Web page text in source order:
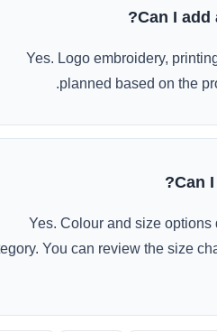
Can I add
Yes. Logo embroidery,
planned based on the
Can
Yes. Colour and size
You can review the size